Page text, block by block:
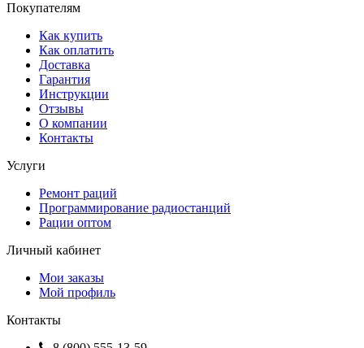
Покупателям
Как купить
Как оплатить
Доставка
Гарантия
Инструкции
Отзывы
О компании
Контакты
Услуги
Ремонт раций
Программирование радиостанций
Рации оптом
Личный кабинет
Мои заказы
Мой профиль
Контакты